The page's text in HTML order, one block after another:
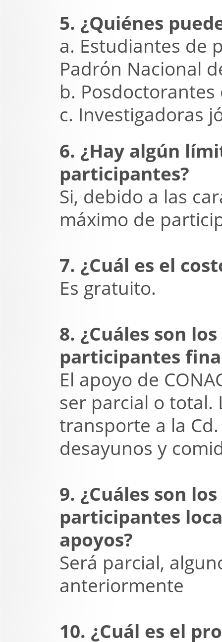
5. ¿Quiénes
a. Estudiantes de
Padrón Nacional
b.
c. Investigadoras
6. ¿Hay algún
participantes?
Si, debido a las
máximo de
7. ¿Cuál es el
Es gratuito.
8. ¿Cuáles son
participantes
El apoyo de
ser parcial o total.
transporte a la
desayunos y
9. ¿Cuáles son
participantes
apoyos?
Será parcial,
anteriormente
10. ¿Cuál es el